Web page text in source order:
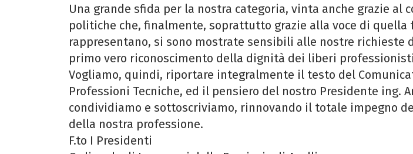
Una grande sfida per la nostra categoria, vinta anche grazie al
politiche che, finalmente, soprattutto grazie alla voce di
rappresentano, si sono mostrate sensibili alle nostre
primo vero riconoscimento della dignità dei liberi
Vogliamo, quindi, riportare integralmente il testo del
Professioni Tecniche, ed il pensiero del nostro Presidente ing.
condividiamo e sottoscriviamo, rinnovando il totale impegno
della nostra professione.
F.to I Presidenti